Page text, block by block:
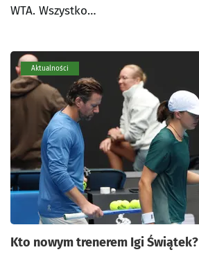
WTA. Wszystko…
Aktualności
Kto nowym trenerem Igi Świątek?